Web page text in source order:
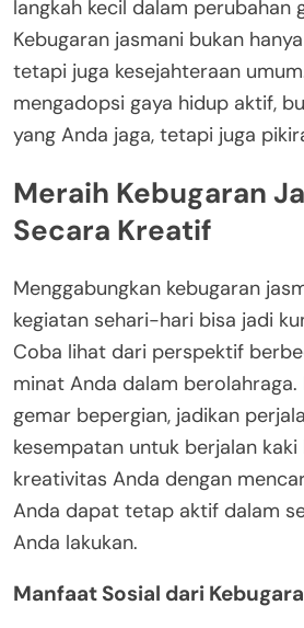
langkah kecil dalam perubahan
Kebugaran jasmani bukan
tetapi juga kesejahteraan
mengadopsi gaya hidup aktif,
yang Anda jaga, tetapi juga
Meraih Kebugaran
Secara Kreatif
Menggabungkan kebugaran
kegiatan sehari-hari bisa jadi
Coba lihat dari perspektif
minat Anda dalam berolahraga.
gemar bepergian, jadikan
kesempatan untuk berjalan
kreativitas Anda dengan
Anda dapat tetap aktif dalam
Anda lakukan.
Manfaat Sosial dari